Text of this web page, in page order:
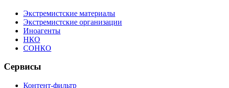
Экстремистские материалы
Экстремистские организации
Иноагенты
НКО
СОНКО
Сервисы
Контент-фильтр